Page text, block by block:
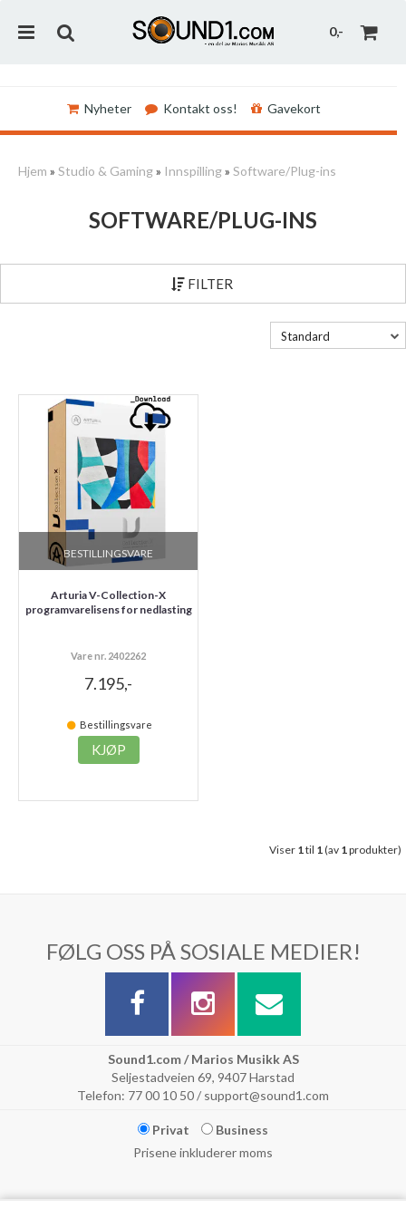
0,-
Nyheter Kontakt oss! Gavekort
Hjem » Studio & Gaming» Innspilling» Software/Plug-ins
SOFTWARE/PLUG-INS
FILTER
Standard
BESTILLINGSVARE
Arturia V-Collection-X
programvarelisens for nedlasting
Vare nr. 2402262
7.195,-
Bestillingsvare
KJØP
Viser 1til 1(av 1produkter)
FØLG OSS PÅ SOSIALE MEDIER!
Sound1.com / Marios Musikk AS
Seljestadveien 69, 9407 Harstad
Telefon: 77 00 10 50 / support@sound1.com
Privat
Business
Prisene inkluderer moms